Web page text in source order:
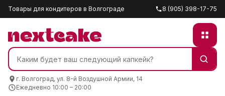
Товары для кондитеров в Волгограде 8 (905) 398-17-75
г. Волгоград, ул. 8-й Воздушной Армии, 14
Ежедневно 10:00 – 20:00